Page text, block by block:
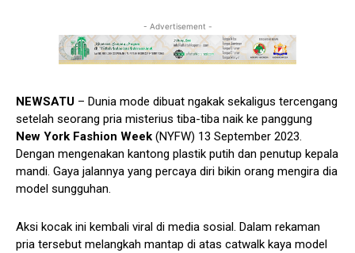
- Advertisement -
NEWSATU – Dunia mode dibuat ngakak sekaligus tercengang
setelah seorang pria misterius tiba-tiba naik ke panggung
New York Fashion Week (NYFW) 13 September 2023.
Dengan mengenakan kantong plastik putih dan penutup kepala
mandi. Gaya jalannya yang percaya diri bikin orang mengira dia
model sungguhan.
Aksi kocak ini kembali viral di media sosial. Dalam rekaman
pria tersebut melangkah mantap di atas catwalk kaya model